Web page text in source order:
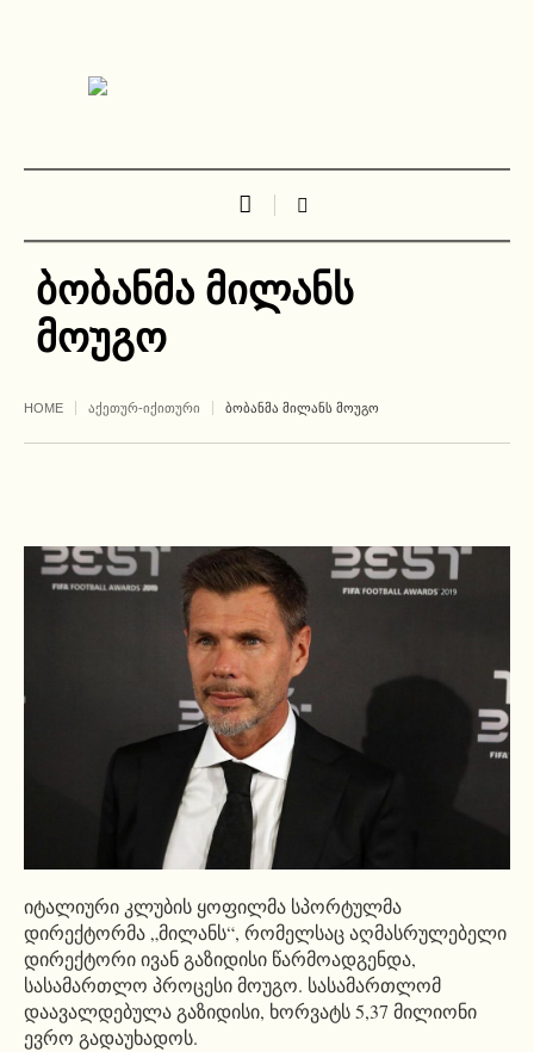
ბობანმა მილანს
მოუგო
HOME ᲐᲥᲔᲗᲣᲠ-ᲘᲥᲘᲗᲣᲠᲘ ᲑᲝᲑᲐᲜᲛᲐ ᲛᲘᲚᲐᲜᲡ ᲛᲝᲣᲒᲝ
იტალიური კლუბის ყოფილმა სპორტულმა
დირექტორმა „მილანს“, რომელსაც აღმასრულებელი
დირექტორი ივან გაზიდისი წარმოადგენდა,
სასამართლო პროცესი მოუგო. სასამართლომ
დაავალდებულა გაზიდისი, ხორვატს 5,37 მილიონი
ევრო გადაუხადოს.